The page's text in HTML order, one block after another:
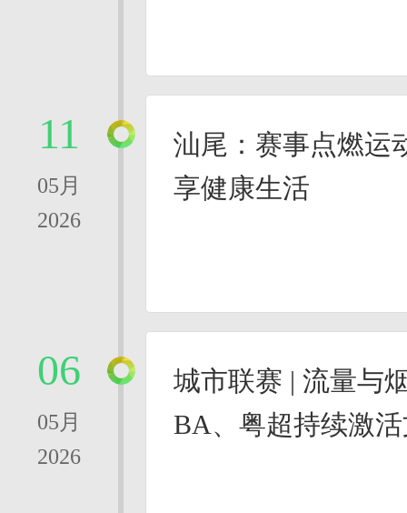
11
05月
2026
汕尾：赛事点燃运
享健康生活
06
05月
2026
城市联赛 | 流量与
BA、粤超持续激